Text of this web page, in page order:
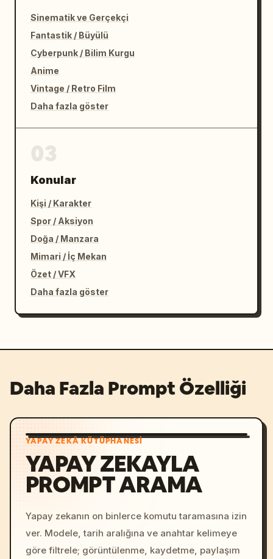
Sinematik ve Gerçekçi
Fantastik / Büyülü
Cyberpunk / Bilim Kurgu
Anime
Vintage / Retro Film
Daha fazla göster
Konular
Kişi / Karakter
Spor / Aksiyon
Doğa / Manzara
Mimari / İç Mekan
Özet / VFX
Daha fazla göster
Daha Fazla Prompt Özelliği
YAPAY ZEKÂ KÜTÜPHANESI
YAPAY ZEKAYLA
PROMPT ARAMA
Yapay zekanın on binlerce komutu taramasına izin
ver. Modele, tarih aralığına ve anahtar kelimeye
göre filtrele; görüntülenme, kaydetme, paylaşım